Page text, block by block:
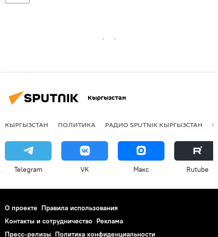
Кыргызстан
КЫРГЫЗСТАН ПОЛИТИКА РАДИО SPUTNIK КЫРГЫЗСТАН
Telegram VK Макс Rutube
О проекте Правила использования
Контакты и сотрудничество Реклама
Пресс-релизы Политика конфиденциальности